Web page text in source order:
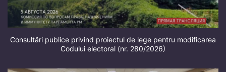
Consultări publice privind proiectul de lege pentru modificarea
Codului electoral (nr. 280/2026)